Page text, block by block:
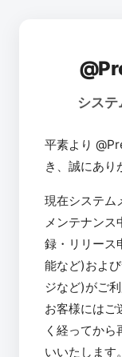
システ
平素より
き、誠にあり
現在システム
メンテナンス
録・リリース
能など)およ
ジなど)がご
お客様にはご
く経ってか
いいたします。